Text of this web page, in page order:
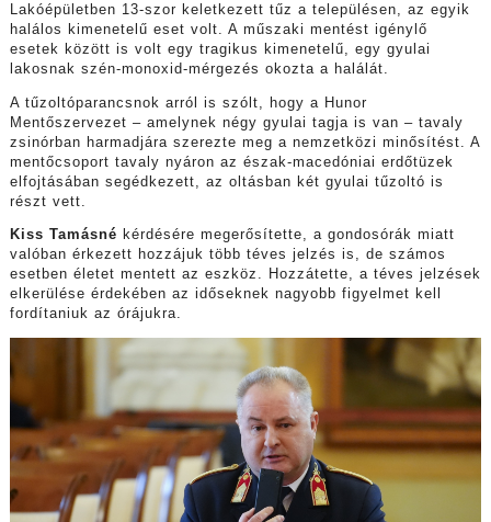
Lakóépületben 13-szor keletkezett tűz a településen, az egyik
halálos kimenetelű eset volt. A műszaki mentést igénylő
esetek között is volt egy tragikus kimenetelű, egy gyulai
lakosnak szén-monoxid-mérgezés okozta a halálát.
A tűzoltóparancsnok arról is szólt, hogy a Hunor
Mentőszervezet – amelynek négy gyulai tagja is van – tavaly
zsinórban harmadjára szerezte meg a nemzetközi minősítést. A
mentőcsoport tavaly nyáron az észak-macedóniai erdőtüzek
elfojtásában segédkezett, az oltásban két gyulai tűzoltó is
részt vett.
Kiss Tamásné kérdésére megerősítette, a gondosórák miatt
valóban érkezett hozzájuk több téves jelzés is, de számos
esetben életet mentett az eszköz. Hozzátette, a téves jelzések
elkerülése érdekében az időseknek nagyobb figyelmet kell
fordítaniuk az órájukra.